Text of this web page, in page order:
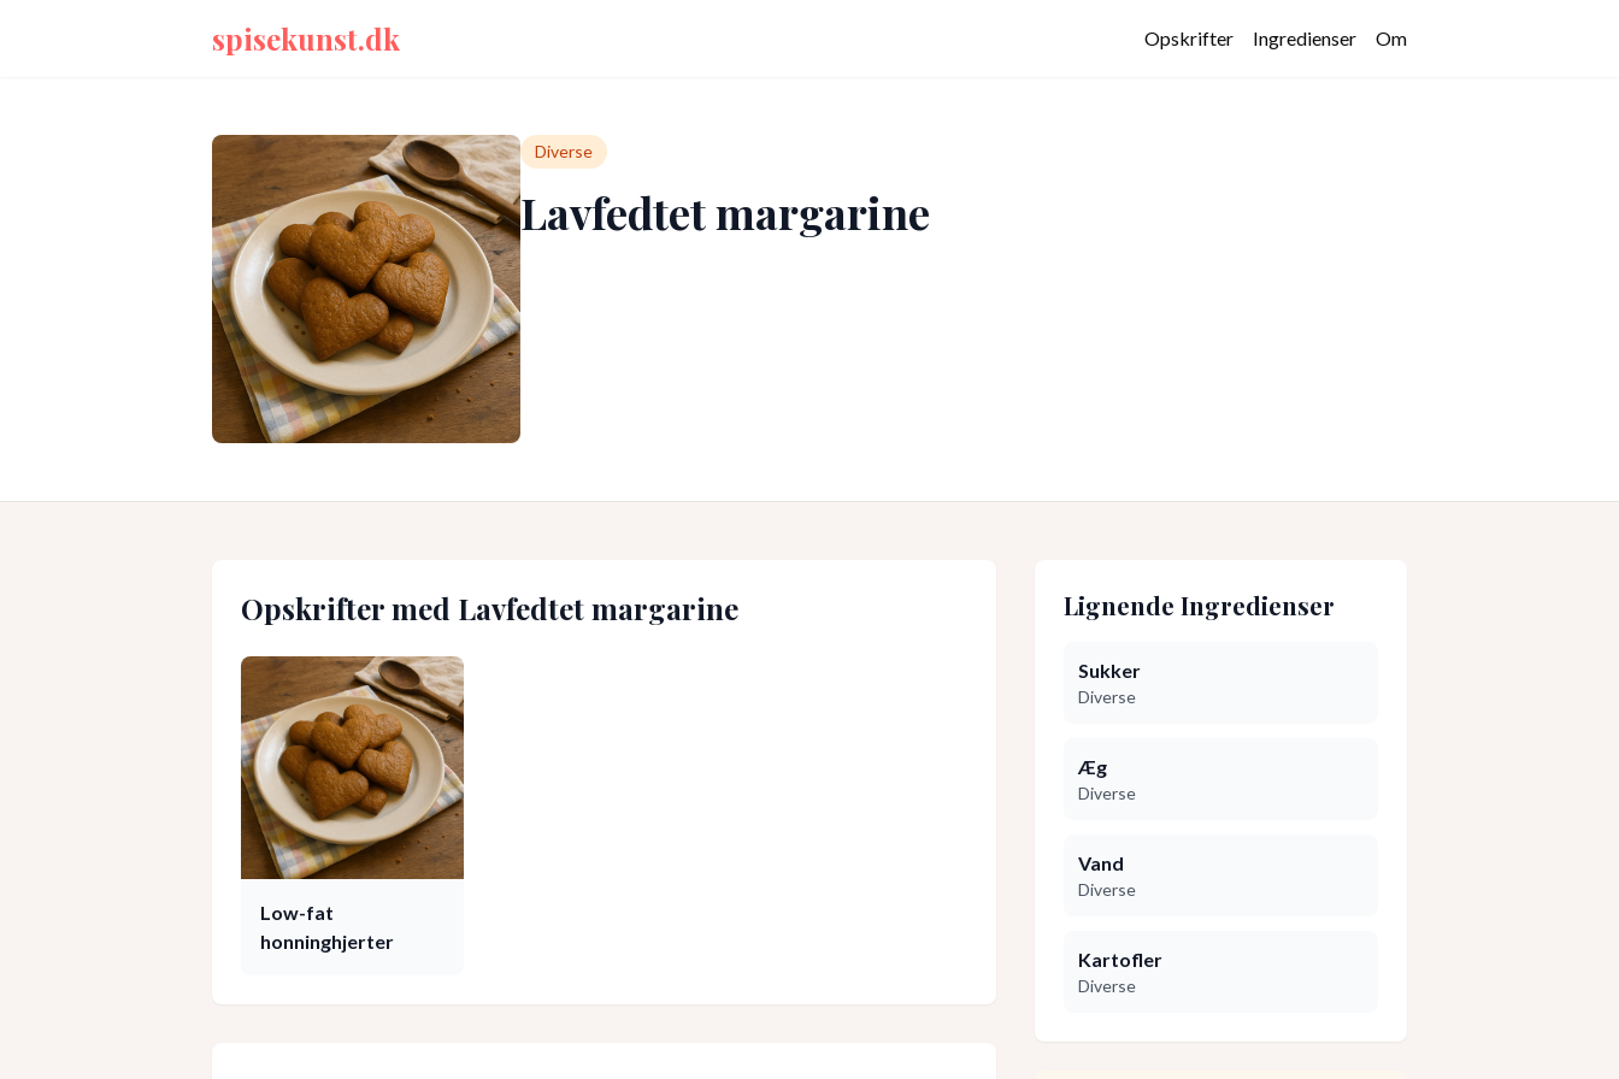
spisekunst.dk Opskrifter Ingredienser Om
Diverse
Lavfedtet margarine
Opskrifter med Lavfedtet margarine
Low-fat
honninghjerter
Lignende Ingredienser
Sukker
Diverse
Æg
Diverse
Vand
Diverse
Kartofler
Diverse